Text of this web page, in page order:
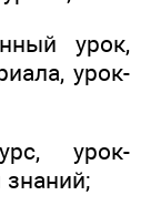
урок,
урок-
урок-
знаний;